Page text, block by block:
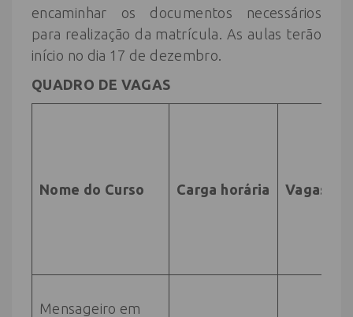
encaminhar os documentos necessários
para realização da matrícula. As aulas terão
início no dia 17 de dezembro.
QUADRO DE VAGAS
Nome do Curso Carga horária Vagas
Mensageiro em